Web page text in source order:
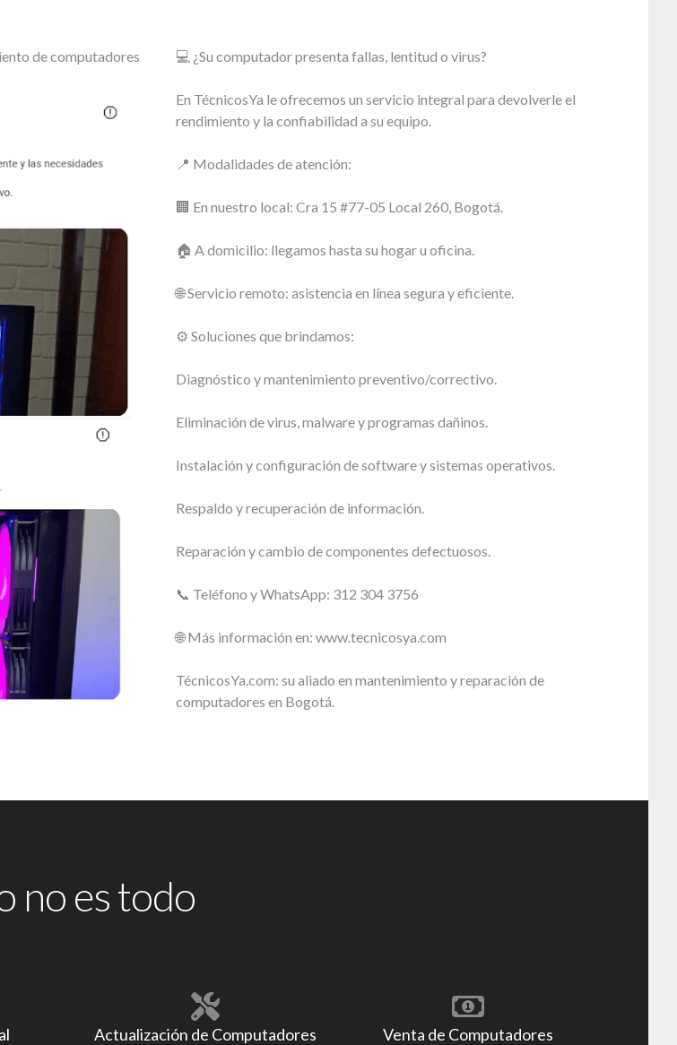
de computadores
💻 ¿Su computador presenta fallas, lentitud o virus?
En TécnicosYa le ofrecemos un servicio integral para devolverle el
rendimiento y la confiabilidad a su equipo.
📍 Modalidades de atención:
🏢 En nuestro local: Cra 15 #77-05 Local 260, Bogotá.
🏠 A domicilio: llegamos hasta su hogar u oficina.
🌐 Servicio remoto: asistencia en línea segura y eficiente.
⚙️ Soluciones que brindamos:
Diagnóstico y mantenimiento preventivo/correctivo.
Eliminación de virus, malware y programas dañinos.
Instalación y configuración de software y sistemas operativos.
Respaldo y recuperación de información.
Reparación y cambio de componentes defectuosos.
📞 Teléfono y WhatsApp: 312 304 3756
🌐 Más información en: www.tecnicosya.com
TécnicosYa.com: su aliado en mantenimiento y reparación de
computadores en Bogotá.
no es todo
Actualización de Computadores Venta de Computadores